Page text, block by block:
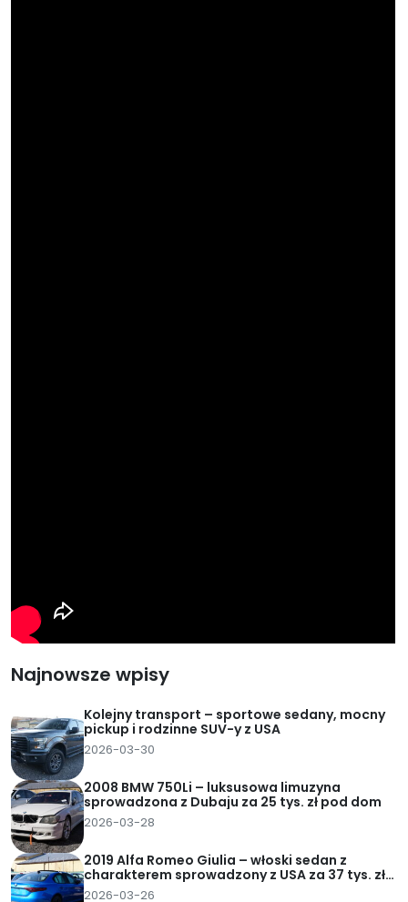
Najnowsze wpisy
Kolejny transport – sportowe sedany, mocny
pickup i rodzinne SUV-y z USA
2026-03-30
2008 BMW 750Li – luksusowa limuzyna
sprowadzona z Dubaju za 25 tys. zł pod dom
2026-03-28
2019 Alfa Romeo Giulia – włoski sedan z
charakterem sprowadzony z USA za 37 tys. zł
pod dom
2026-03-26